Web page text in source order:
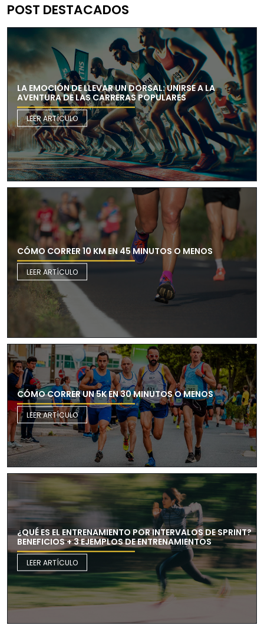
POST DESTACADOS
LA EMOCIÓN DE LLEVAR UN DORSAL: UNIRSE A LA
AVENTURA DE LAS CARRERAS POPULARES
LEER ARTÍCULO
CÓMO CORRER 10 KM EN 45 MINUTOS O MENOS
LEER ARTÍCULO
CÓMO CORRER UN 5K EN 30 MINUTOS O MENOS
LEER ARTÍCULO
¿QUÉ ES EL ENTRENAMIENTO POR INTERVALOS DE SPRINT?
BENEFICIOS + 3 EJEMPLOS DE ENTRENAMIENTOS
LEER ARTÍCULO